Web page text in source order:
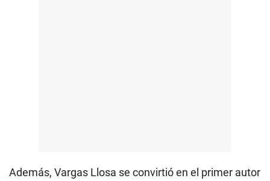
Además, Vargas Llosa se convirtió en el primer autor